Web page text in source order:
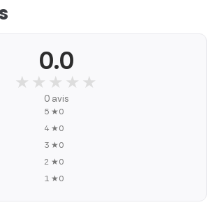
0.0
★★★★★
★★★★★
0 avis
5 ★0
4 ★0
3 ★0
2 ★0
1 ★0